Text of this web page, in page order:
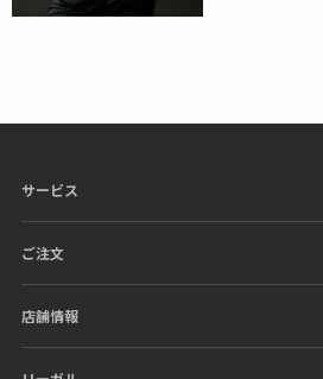
サービス
ご注文
店舗情報